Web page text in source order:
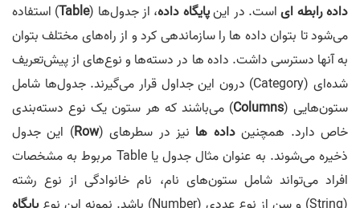
داده رابطه ایاست. در اینپایگاه داده، از جدول‌ها (Table) استفاده
می‌شود تا بتوان داده ها را سازماندهی کرد و از راه‌های مختلف بتوان
به آنها دسترسی داشت. داده ها در دسته‌ها و نوع‌های از پیش‌تعریف
شده‌ای (Category) درون این جداول قرار می‌گیرند. جدول‌ها شامل
ستون‌هایی (Columns) می‌باشند که هر ستون یک نوع دسته‌بندی
خاص دارد. همچنینداده ها نیز در سطرهای (Row) این جدول
ذخیره می‌شوند. به عنوان مثال جدول یا Table مربوط به مشخصات
افراد می‌تواند شامل ستون‌های نام، نام خانوادگی از نوع رشته